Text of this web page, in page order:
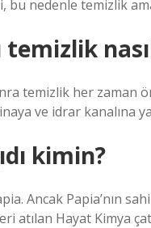
nedenle temizlik
temizlik
temizlik her zaman
ve idrar kanalına
kimin?
Ancak Papia’nın
atılan Hayat Kimya